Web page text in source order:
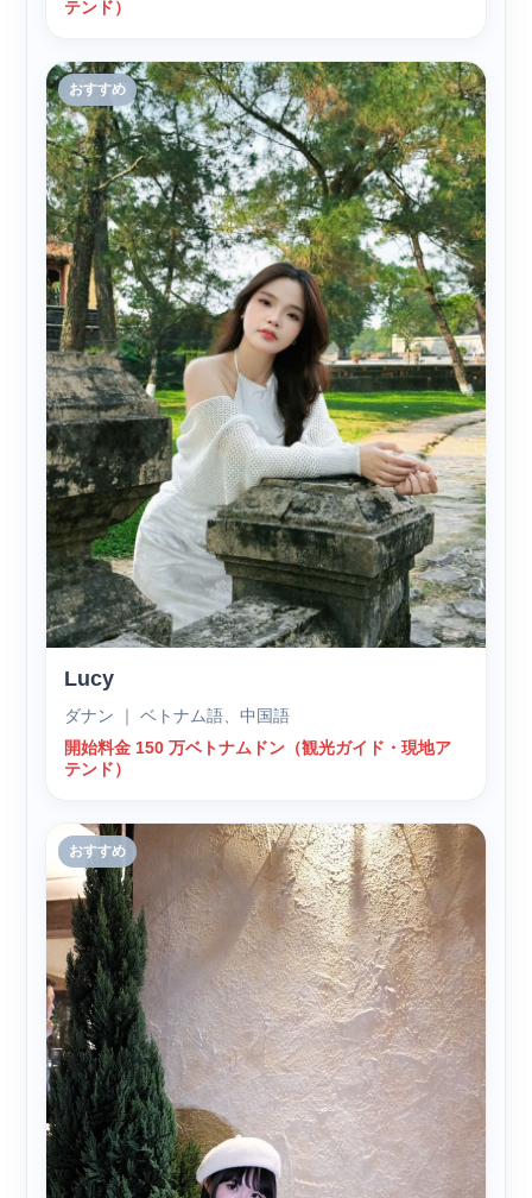
テンド）
おすすめ
Lucy
ダナン ｜ ベトナム語、中国語
開始料金 150 万ベトナムドン（観光ガイド・現地ア
テンド）
おすすめ